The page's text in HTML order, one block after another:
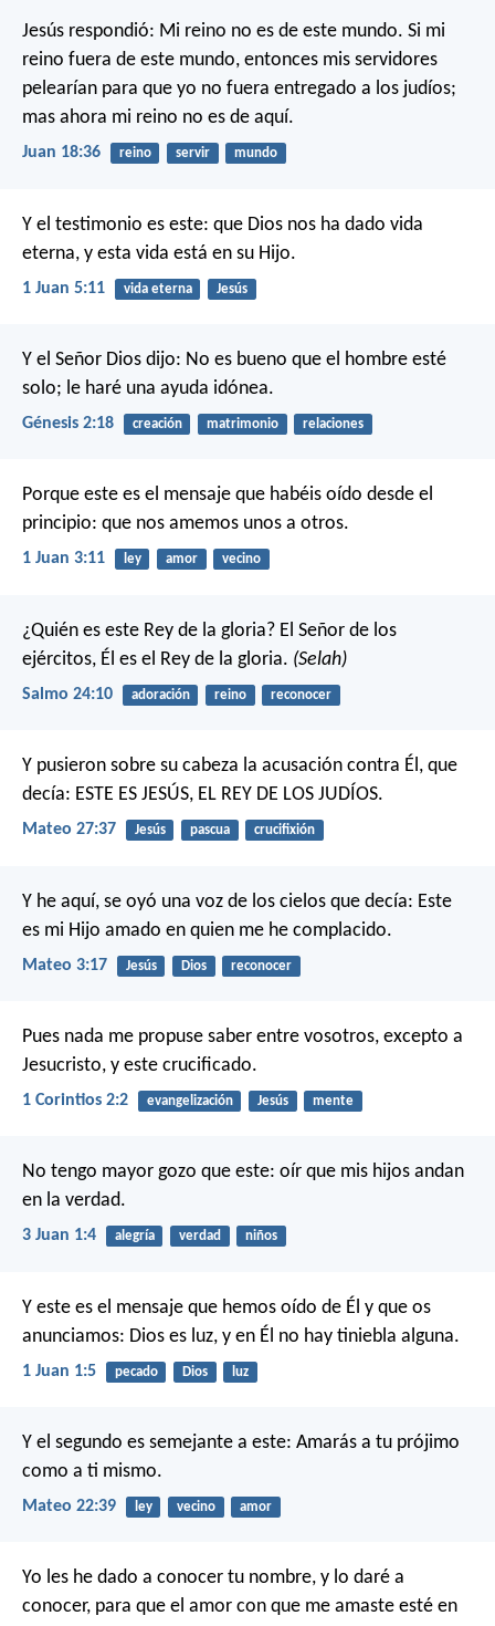
Jesús respondió: Mi reino no es de este mundo. Si mi
reino fuera de este mundo, entonces mis servidores
pelearían para que yo no fuera entregado a los judíos;
mas ahora mi reino no es de aquí.
Juan 18:36 reino servir mundo
Y el testimonio es este: que Dios nos ha dado vida
eterna, y esta vida está en su Hijo.
1 Juan 5:11 vida eterna Jesús
Y el Señor Dios dijo: No es bueno que el hombre esté
solo; le haré una ayuda idónea.
Génesis 2:18 creación matrimonio relaciones
Porque este es el mensaje que habéis oído desde el
principio: que nos amemos unos a otros.
1 Juan 3:11 ley amor vecino
¿Quién es este Rey de la gloria? El Señor de los
ejércitos, Él es el Rey de la gloria. (Selah)
Salmo 24:10 adoración reino reconocer
Y pusieron sobre su cabeza la acusación contra Él, que
decía: ESTE ES JESÚS, EL REY DE LOS JUDÍOS.
Mateo 27:37 Jesús pascua crucifixión
Y he aquí, se oyó una voz de los cielos que decía: Este
es mi Hijo amado en quien me he complacido.
Mateo 3:17 Jesús Dios reconocer
Pues nada me propuse saber entre vosotros, excepto a
Jesucristo, y este crucificado.
1 Corintios 2:2 evangelización Jesús mente
No tengo mayor gozo que este: oír que mis hijos andan
en la verdad.
3 Juan 1:4 alegría verdad niños
Y este es el mensaje que hemos oído de Él y que os
anunciamos: Dios es luz, y en Él no hay tiniebla alguna.
1 Juan 1:5 pecado Dios luz
Y el segundo es semejante a este: Amarás a tu prójimo
como a ti mismo.
Mateo 22:39 ley vecino amor
Yo les he dado a conocer tu nombre, y lo daré a
conocer, para que el amor con que me amaste esté en